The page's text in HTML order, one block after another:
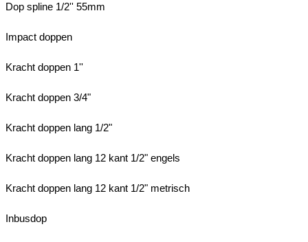
Dop spline 1/2'' 55mm
Impact doppen
Kracht doppen 1''
Kracht doppen 3/4"
Kracht doppen lang 1/2"
Kracht doppen lang 12 kant 1/2" engels
Kracht doppen lang 12 kant 1/2" metrisch
Inbusdop